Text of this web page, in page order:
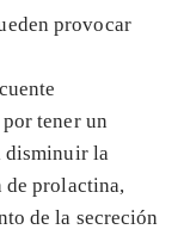
provocar
tener un
disminuir la
de prolactina,
de la secreción